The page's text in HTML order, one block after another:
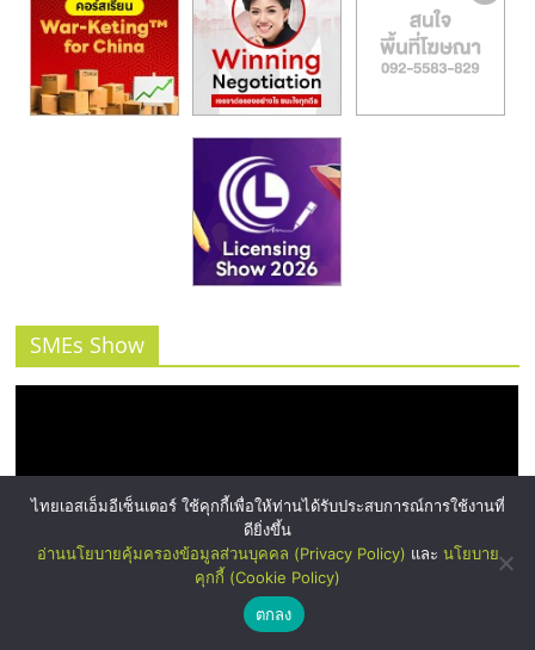
SMEs Show
ไทยเอสเอ็มอีเซ็นเตอร์ ใช้คุกกี้เพื่อให้ท่านได้รับประสบการณ์การใช้งานที่
ดียิ่งขึ้น
อ่านนโยบายคุ้มครองข้อมูลส่วนบุคคล (Privacy Policy) และ นโยบาย
คุกกี้ (Cookie Policy)
ตกลง